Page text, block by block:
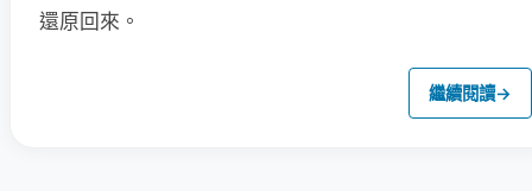
還原回來。
繼續閱讀→